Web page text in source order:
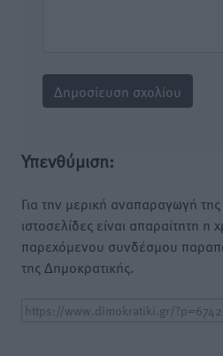
Υπενθύμιση:
Για την μερική αναπαραγωγή
ιστοσελίδες είναι απαραίτητη
παρεχόμενου συνδέσμου
της Δημοκρατικής.